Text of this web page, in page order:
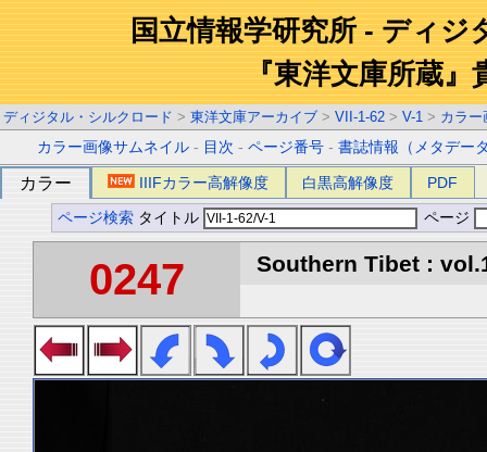
国立情報学研究所 - ディジ
『東洋文庫所蔵』
ディジタル・シルクロード > 東洋文庫アーカイブ > VII-1-62 > V-1 > カラー
カラー画像サムネイル - 目次 -ページ番号 -書誌情報（メタデー
カラー IIIFカラー高解像度 白黒高解像度 PDF
ページ検索 タイトル ページ
0247 Southern Tibet :